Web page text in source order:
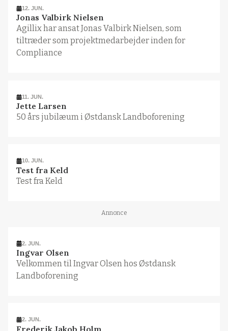
12. JUN.
Jonas Valbirk Nielsen
Agillix har ansat Jonas Valbirk Nielsen, som
tiltræder som projektmedarbejder inden for
Compliance
11. JUN.
Jette Larsen
50 års jubilæum i Østdansk Landboforening
10. JUN.
Test fra Keld
Test fra Keld
Annonce
2. JUN.
Ingvar Olsen
Velkommen til Ingvar Olsen hos Østdansk
Landboforening
2. JUN.
Frederik Jakob Holm